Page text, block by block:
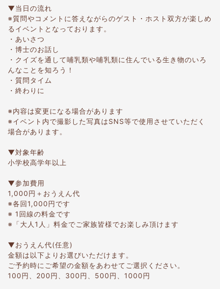
▼当日の流れ
※質問やコメントに答えながらのゲスト・ホスト双方が楽しめ
るイベントとなっております。
・あいさつ
・博士のお話し
・クイズを通して哺乳類や哺乳類に住んでいる生き物のいろ
んなことを知ろう！
・質問タイム
・終わりに
※内容は変更になる場合があります
※イベント内で撮影した写真はSNS等で使用させていただく
場合があります。
▼対象年齢
小学校高学年以上
▼参加費用
1,000円＋おうえん代
※各回1,000円です
※ 1回線の料金です
※「大人1人」料金でご家族皆様でお楽しみ頂けます
▼おうえん代(任意)
金額は以下よりお選びいただけます。
ご予約時にご希望の金額をあわせてご選択ください。
100円、200円、300円、500円、1000円